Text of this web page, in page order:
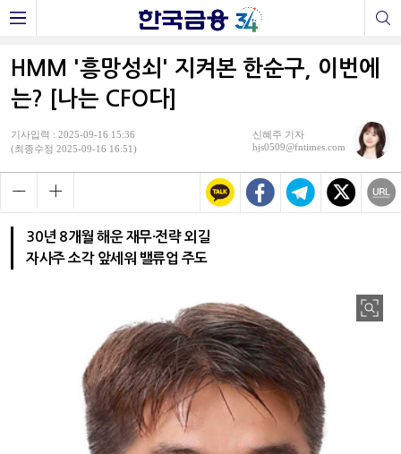
HMM '흥망성쇠' 지켜본 한순구, 이번에
는? [나는 CFO다]
기사입력 : 2025-09-16 15:36
(최종수정 2025-09-16 16:51)
신혜주 기자
hjs0509@fntimes.com
30년 8개월 해운 재무·전략 외길
자사주 소각 앞세워 밸류업 주도